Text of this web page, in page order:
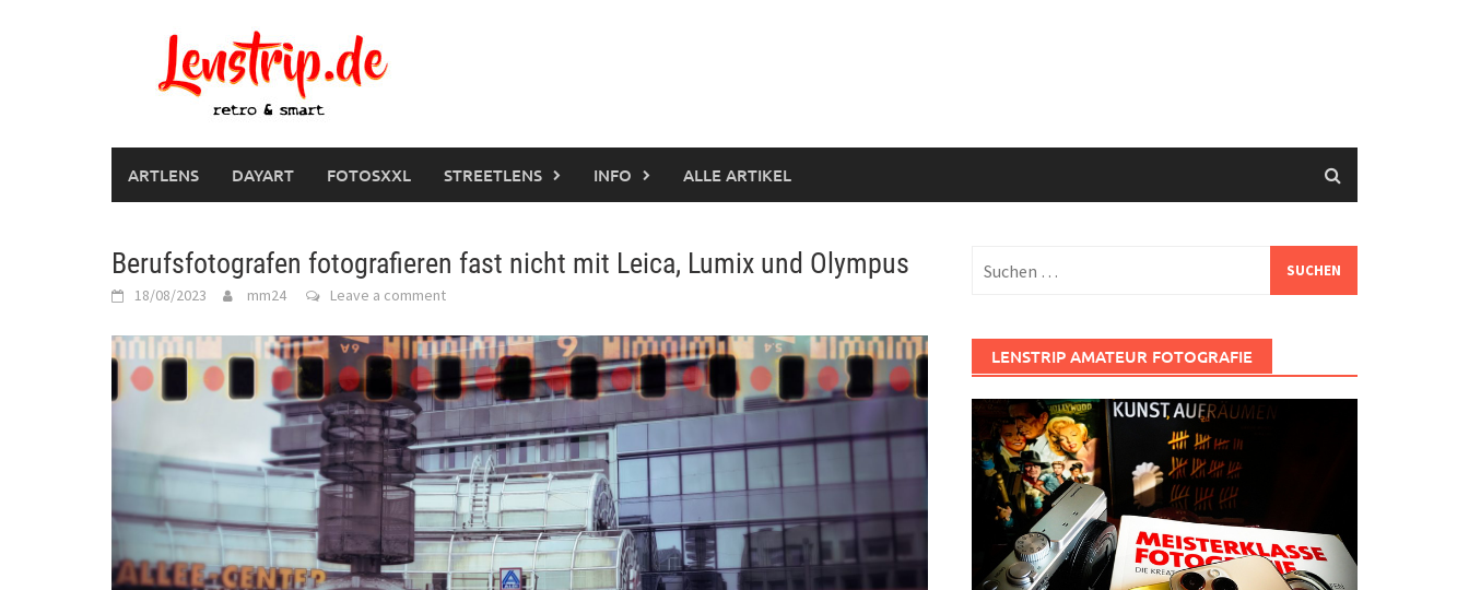
ARTLENS DAYART FOTOSXXL STREETLENS INFO ALLE ARTIKEL
Berufsfotografen fotografieren fast nicht mit Leica, Lumix und Olympus
18/08/2023 mm24 Leave a comment
nach:
LENSTRIP AMATEUR FOTOGRAFIE